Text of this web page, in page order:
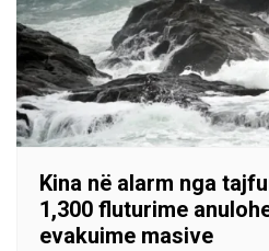
Kina në alarm nga
1,300 fluturime
evakuime masive